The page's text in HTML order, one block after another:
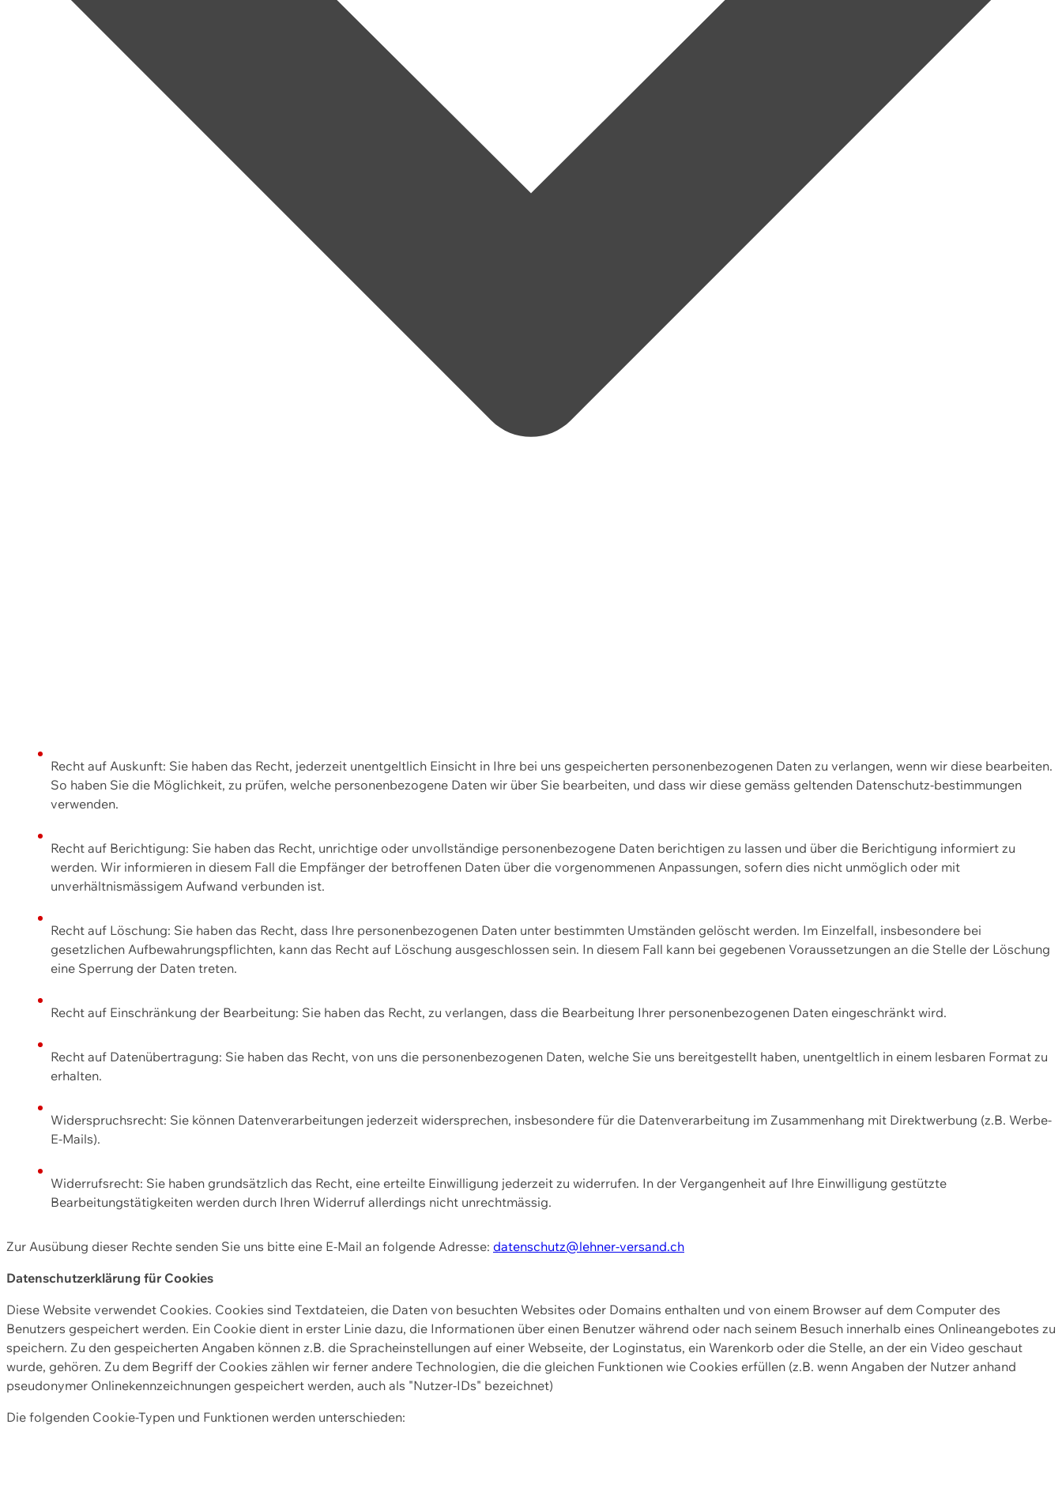
Recht auf Auskunft: Sie haben das Recht, jederzeit unentgeltlich Einsicht in Ihre bei uns gespeicherten personenbezogenen Daten zu verlangen, wenn wir diese bearbeiten.
So haben Sie die Möglichkeit, zu prüfen, welche personenbezogene Daten wir über Sie bearbeiten, und dass wir diese gemäss geltenden Datenschutz-bestimmungen
verwenden.
Recht auf Berichtigung: Sie haben das Recht, unrichtige oder unvollständige personenbezogene Daten berichtigen zu lassen und über die Berichtigung informiert zu
werden. Wir informieren in diesem Fall die Empfänger der betroffenen Daten über die vorgenommenen Anpassungen, sofern dies nicht unmöglich oder mit
unverhältnismässigem Aufwand verbunden ist.
Recht auf Löschung: Sie haben das Recht, dass Ihre personenbezogenen Daten unter bestimmten Umständen gelöscht werden. Im Einzelfall, insbesondere bei
gesetzlichen Aufbewahrungspflichten, kann das Recht auf Löschung ausgeschlossen sein. In diesem Fall kann bei gegebenen Voraussetzungen an die Stelle der Löschung
eine Sperrung der Daten treten.
Recht auf Einschränkung der Bearbeitung: Sie haben das Recht, zu verlangen, dass die Bearbeitung Ihrer personenbezogenen Daten eingeschränkt wird.
Recht auf Datenübertragung: Sie haben das Recht, von uns die personenbezogenen Daten, welche Sie uns bereitgestellt haben, unentgeltlich in einem lesbaren Format zu
erhalten.
Widerspruchsrecht: Sie können Datenverarbeitungen jederzeit widersprechen, insbesondere für die Datenverarbeitung im Zusammenhang mit Direktwerbung (z.B. Werbe-
E-Mails).
Widerrufsrecht: Sie haben grundsätzlich das Recht, eine erteilte Einwilligung jederzeit zu widerrufen. In der Vergangenheit auf Ihre Einwilligung gestützte
Bearbeitungstätigkeiten werden durch Ihren Widerruf allerdings nicht unrechtmässig.
Zur Ausübung dieser Rechte senden Sie uns bitte eine E-Mail an folgende Adresse: datenschutz@lehner-versand.ch
Datenschutzerklärung für Cookies
Diese Website verwendet Cookies. Cookies sind Textdateien, die Daten von besuchten Websites oder Domains enthalten und von einem Browser auf dem Computer des
Benutzers gespeichert werden. Ein Cookie dient in erster Linie dazu, die Informationen über einen Benutzer während oder nach seinem Besuch innerhalb eines Onlineangebotes zu
speichern. Zu den gespeicherten Angaben können z.B. die Spracheinstellungen auf einer Webseite, der Loginstatus, ein Warenkorb oder die Stelle, an der ein Video geschaut
wurde, gehören. Zu dem Begriff der Cookies zählen wir ferner andere Technologien, die die gleichen Funktionen wie Cookies erfüllen (z.B. wenn Angaben der Nutzer anhand
pseudonymer Onlinekennzeichnungen gespeichert werden, auch als "Nutzer-IDs" bezeichnet)
Die folgenden Cookie-Typen und Funktionen werden unterschieden: